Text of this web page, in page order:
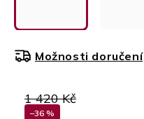
1 420 Kč
–36 %
Možnosti doručení